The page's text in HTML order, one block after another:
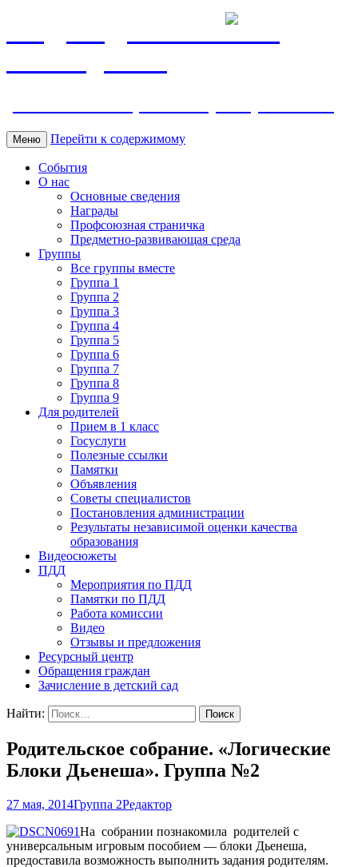
МБДОУ ДС "Калинка"
Меню Перейти к содержимому
События
О нас
Основные сведения
Награды
Профсоюзная страничка
Предметно-развивающая среда
Группы
Все группы вместе
Группа 1
Группа 2
Группа 3
Группа 4
Группа 5
Группа 6
Группа 7
Группа 8
Группа 9
Для родителей
Прием в 1 класс
Госуслуги
Полезные ссылки
Памятки
Объявления
Советы специалистов
Постановления администрации
Результаты независимой оценки качества
образования
Видеосюжеты
ПДД
Мероприятия по ПДД
Памятки по ПДД
Работа комиссии
Видео
Отзывы и предложения
Ресурсный центр
Обращения граждан
Зачисление в детский сад
Найти:
Родительское собрание. «Логические
Блоки Дьенеша». Группа №2
27 мая, 2014Группа 2Редактор
На собрании познакомила родителей с
универсальным игровым пособием — блоки Дьенеша,
предоставила возможность выполнить задания родителям.